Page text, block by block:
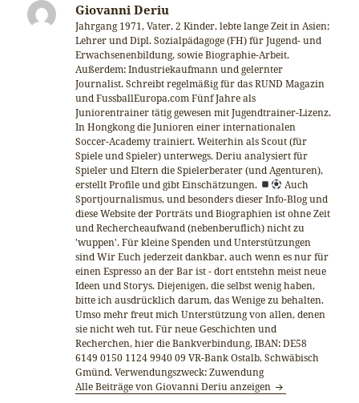
Giovanni Deriu
Jahrgang 1971, Vater, 2 Kinder, lebte lange Zeit in Asien;
Lehrer und Dipl. Sozialpädagoge (FH) für Jugend- und
Erwachsenenbildung, sowie Biographie-Arbeit.
Außerdem: Industriekaufmann und gelernter
Journalist. Schreibt regelmäßig für das RUND Magazin
und FussballEuropa.com Fünf Jahre als
Juniorentrainer tätig gewesen mit Jugendtrainer-Lizenz.
In Hongkong die Junioren einer internationalen
Soccer-Academy trainiert. Weiterhin als Scout (für
Spiele und Spieler) unterwegs. Deriu analysiert für
Spieler und Eltern die Spielerberater (und Agenturen),
erstellt Profile und gibt Einschätzungen.
Auch
Sportjournalismus, und besonders dieser Info-Blog und
diese Website der Porträts und Biographien ist ohne Zeit
und Rechercheaufwand (nebenberuflich) nicht zu
'wuppen'. Für kleine Spenden und Unterstützungen
sind Wir Euch jederzeit dankbar, auch wenn es nur für
einen Espresso an der Bar ist - dort entstehn meist neue
Ideen und Storys. Diejenigen, die selbst wenig haben,
bitte ich ausdrücklich darum, das Wenige zu behalten.
Umso mehr freut mich Unterstützung von allen, denen
sie nicht weh tut. Für neue Geschichten und
Recherchen, hier die Bankverbindung, IBAN: DE58
6149 0150 1124 9940 09 VR-Bank Ostalb, Schwäbisch
Gmünd. Verwendungszweck: Zuwendung
Alle Beiträge von Giovanni Deriu anzeigen